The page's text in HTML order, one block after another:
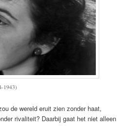
1943)
de wereld eruit zien zonder haat,
rivaliteit? Daarbij gaat het niet alleen